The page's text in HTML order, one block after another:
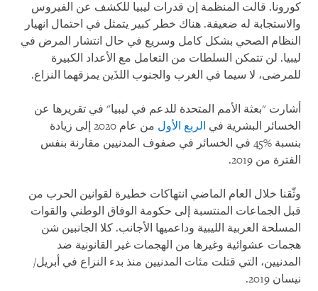
كورونا. قالت المنظمة إن قدرات ليبيا للكشف عن الفيروس
والاستجابة له ضعيفة. هناك خطر كبير يتمثل في احتمال انهيار
النظام الصحي بشكل كامل وسريع في حال انتشار المرض في
ليبيا. لن تتمكن السلطات من التعامل مع الأعداد الكبيرة
للمرضى، لا سيما في الغرب والجنوب اللذَين يمزقهما النزاع.
أشارت "بعثة الأمم المتحدة للدعم في ليبيا" في تقريرها عن
الخسائر البشرية في الربع الأول
من عام 2020 إلى زيادة
بنسبة %45 في الخسائر في صفوف المدنيين مقارنة بنفس
الفترة من 2019.
وثّقنا خلال العام الماضي انتهاكات خطيرة لقوانين الحرب من
قبل الجماعات المنتسبة إلى حكومة الوفاق الوطني والقوات
المسلحة العربية الليبية وداعميها الأجانب. كلا الجانبين شن
هجمات عشوائية وغيرها من الهجمات غير القانونية ضد
المدنيين، التي قتلت مئات المدنيين منذ بدء النزاع في أبريل/
نيسان 2019.